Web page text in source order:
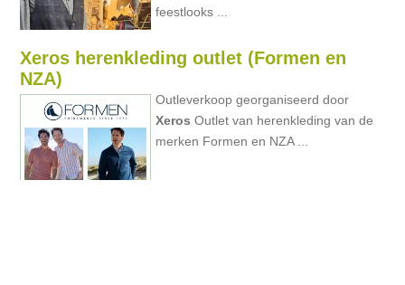
feestlooks ...
Xeros herenkleding outlet (Formen en
NZA)
Outleverkoop georganiseerd door
Xeros Outlet van herenkleding van de
merken Formen en NZA ...